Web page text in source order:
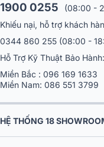
1900 0255
(08:00 -
Khiếu nại, hỗ trợ khách
0344 860 255 (08:00 -
Hỗ Trợ Kỹ Thuật Bảo Hành:
Miền Bắc : 096 169 1633
Miền Nam: 086 551 3799
HỆ THỐNG 18